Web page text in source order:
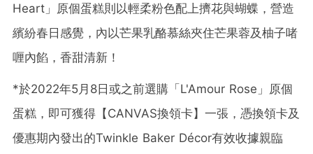
Heart」原個蛋糕則以輕柔粉色配上擠花與蝴蝶，營造
繽紛春日感覺，內以芒果乳酪慕絲夾住芒果蓉及柚子啫
喱內餡，香甜清新！
*於2022年5月8日或之前選購「L'Amour Rose」原個
蛋糕，即可獲得【CANVAS換領卡】一張，憑換領卡及
優惠期內發出的Twinkle Baker Décor有效收據親臨